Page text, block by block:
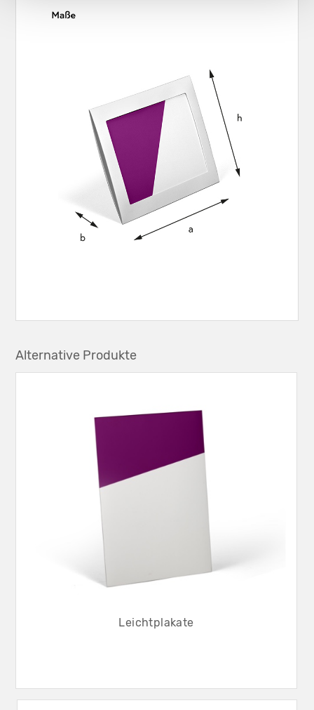
Alternative Produkte
Leichtplakate